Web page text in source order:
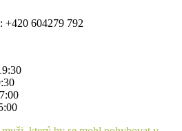
+420 604279 792